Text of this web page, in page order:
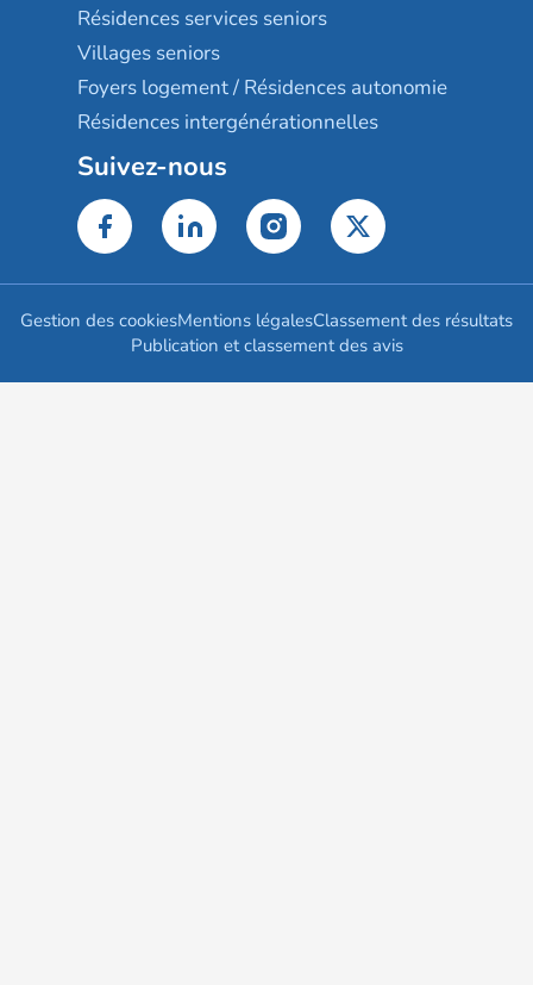
Résidences services seniors
Villages seniors
Foyers logement / Résidences autonomie
Résidences intergénérationnelles
Suivez-nous
Gestion des cookiesMentions légalesClassement des résultats
Publication et classement des avis